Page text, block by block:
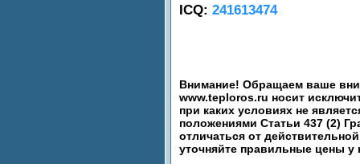
ICQ: 241613474
Внимание! Обращаем ваше
www.teploros.ru носит
при каких условиях не
положениями Статьи 437 (2)
отличаться от
уточняйте правильные цены